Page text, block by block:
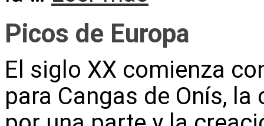
Picos de Europa
El siglo XX comienza
para Cangas de Onís,